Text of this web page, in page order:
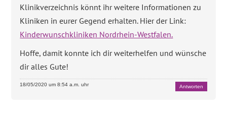
Klinikverzeichnis könnt ihr weitere Informationen zu
Kliniken in eurer Gegend erhalten. Hier der Link:
Kinderwunschkliniken Nordrhein-Westfalen.
Hoffe, damit konnte ich dir weiterhelfen und wünsche
dir alles Gute!
18/05/2020 um 8:54 a.m. uhr Antworten